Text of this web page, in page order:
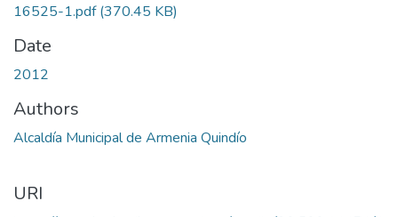
16525-1.pdf(370.45 KB)
Date
2012
Authors
Alcaldía Municipal de Armenia Quindío
URI